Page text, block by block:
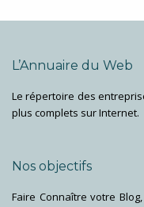
L’Annuaire du Web
Le répertoire des
plus complets sur Internet.
Nos objectifs
Faire Connaître votre